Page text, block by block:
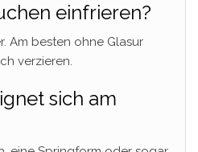
einfrieren?
Am besten ohne Glasur
verzieren.
sich am